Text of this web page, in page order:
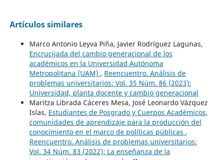
Artículos similares
Marco Antonio Leyva Piña, Javier Rodríguez Lagunas,
Encrucijada del cambio generacional de los
académicos en la Universidad Autónoma
Metropolitana (UAM) , Reencuentro. Análisis de
problemas universitarios: Vol. 35 Núm. 86 (2023):
Universidad, planta docente y cambio generacional
Maritza Librada Cáceres Mesa, José Leonardo Vázquez
Islas, Estudiantes de Posgrado y Cuerpos Académicos,
comunidades de aprendizaje para la producción del
conocimiento en el marco de políticas públicas ,
Reencuentro. Análisis de problemas universitarios:
Vol. 34 Núm. 83 (2022): La enseñanza de la